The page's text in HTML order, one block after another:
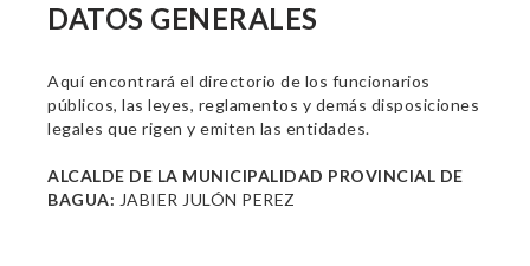
DATOS GENERALES
Aquí encontrará el directorio de los funcionarios
públicos, las leyes, reglamentos y demás disposiciones
legales que rigen y emiten las entidades.
ALCALDE DE LA MUNICIPALIDAD PROVINCIAL DE
BAGUA: JABIER JULÓN PEREZ